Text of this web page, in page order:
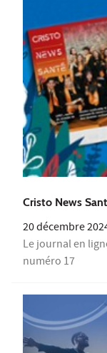
Cristo News
20 décembre
Le journal en
numéro 17